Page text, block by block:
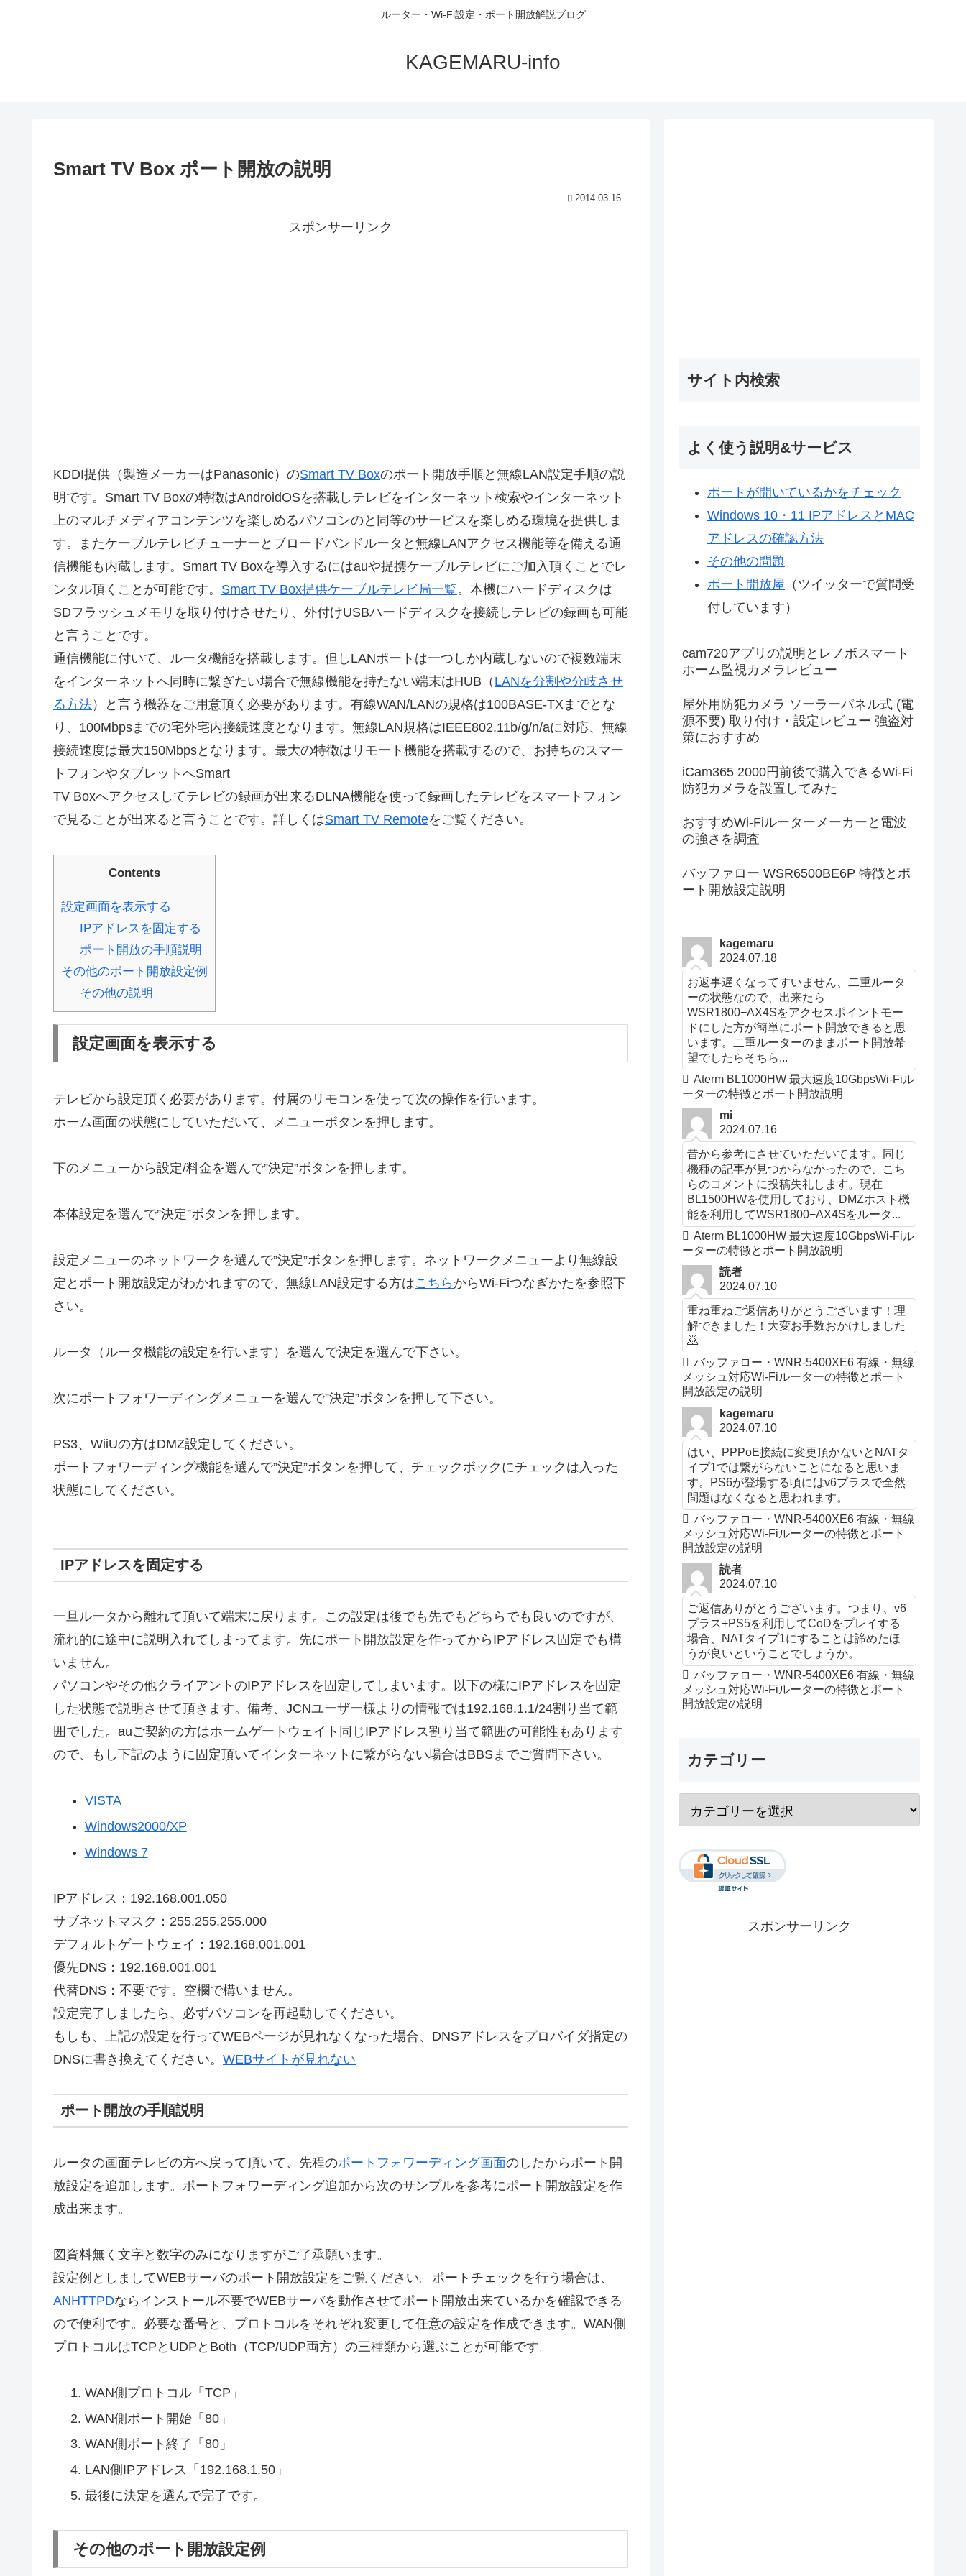
ルーター・Wi-Fi設定・ポート開放解説ブログ
KAGEMARU-info
Smart TV Box ポート開放の説明
2014.03.16
スポンサーリンク
KDDI提供（製造メーカーはPanasonic）のSmart TV Boxのポート開放手順と無線LAN設定手順の説
明です。Smart TV Boxの特徴はAndroidOSを搭載しテレビをインターネット検索やインターネット
上のマルチメディアコンテンツを楽しめるパソコンのと同等のサービスを楽しめる環境を提供しま
す。またケーブルテレビチューナーとブロードバンドルータと無線LANアクセス機能等を備える通
信機能も内蔵します。Smart TV Boxを導入するにはauや提携ケーブルテレビにご加入頂くことでレ
ンタル頂くことが可能です。 Smart TV Box提供ケーブルテレビ局一覧。本機にハードディスクは
SDフラッシュメモリを取り付けさせたり、外付けUSBハードディスクを接続しテレビの録画も可能
と言うことです。
通信機能に付いて、ルータ機能を搭載します。但しLANポートは一つしか内蔵しないので複数端末
をインターネットへ同時に繋ぎたい場合で無線機能を持たない端末はHUB（ LANを分割や分岐させ
る方法）と言う機器をご用意頂く必要があります。有線WAN/LANの規格は100BASE-TXまでとな
り、100Mbpsまでの宅外宅内接続速度となります。無線LAN規格はIEEE802.11b/g/n/aに対応、無線
接続速度は最大150Mbpsとなります。最大の特徴はリモート機能を搭載するので、お持ちのスマー
トフォンやタブレットへSmart
TV Boxへアクセスしてテレビの録画が出来るDLNA機能を使って録画したテレビをスマートフォン
で見ることが出来ると言うことです。詳しくはSmart TV Remoteをご覧ください。
Contents
設定画面を表示する
IPアドレスを固定する
ポート開放の手順説明
その他のポート開放設定例
その他の説明
設定画面を表示する
テレビから設定頂く必要があります。付属のリモコンを使って次の操作を行います。
ホーム画面の状態にしていただいて、メニューボタンを押します。
下のメニューから設定/料金を選んで”決定”ボタンを押します。
本体設定を選んで”決定”ボタンを押します。
設定メニューのネットワークを選んで”決定”ボタンを押します。ネットワークメニューより無線設
定とポート開放設定がわかれますので、無線LAN設定する方はこちら からWi-Fiつなぎかたを参照下
さい。
ルータ（ルータ機能の設定を行います）を選んで決定を選んで下さい。
次にポートフォワーディングメニューを選んで”決定”ボタンを押して下さい。
PS3、WiiUの方はDMZ設定してください。
ポートフォワーディング機能を選んで”決定”ボタンを押して、チェックボックにチェックは入った
状態にしてください。
IPアドレスを固定する
一旦ルータから離れて頂いて端末に戻ります。この設定は後でも先でもどちらでも良いのですが、
流れ的に途中に説明入れてしまってます。先にポート開放設定を作ってからIPアドレス固定でも構
いません。
パソコンやその他クライアントのIPアドレスを固定してしまいます。以下の様にIPアドレスを固定
した状態で説明させて頂きます。備考、JCNユーザー様よりの情報では192.168.1.1/24割り当て範
囲でした。auご契約の方はホームゲートウェイト同じIPアドレス割り当て範囲の可能性もあります
ので、もし下記のように固定頂いてインターネットに繋がらない場合はBBSまでご質問下さい。
VISTA
Windows2000/XP
Windows 7
IPアドレス：192.168.001.050
サブネットマスク：255.255.255.000
デフォルトゲートウェイ：192.168.001.001
優先DNS：192.168.001.001
代替DNS：不要です。空欄で構いません。
設定完了しましたら、必ずパソコンを再起動してください。
もしも、上記の設定を行ってWEBページが見れなくなった場合、DNSアドレスをプロバイダ指定の
DNSに書き換えてください。 WEBサイトが見れない
ポート開放の手順説明
ルータの画面テレビの方へ戻って頂いて、先程のポートフォワーディング画面のしたからポート開
放設定を追加します。ポートフォワーディング追加から次のサンプルを参考にポート開放設定を作
成出来ます。
図資料無く文字と数字のみになりますがご了承願います。
設定例としましてWEBサーバのポート開放設定をご覧ください。ポートチェックを行う場合は、
ANHTTPDならインストール不要でWEBサーバを動作させてポート開放出来ているかを確認できる
ので便利です。必要な番号と、プロトコルをそれぞれ変更して任意の設定を作成できます。WAN側
プロトコルはTCPとUDPとBoth（TCP/UDP両方）の三種類から選ぶことが可能です。
WAN側プロトコル「TCP」
WAN側ポート開始「80」
WAN側ポート終了「80」
LAN側IPアドレス「192.168.1.50」
最後に決定を選んで完了です。
その他のポート開放設定例
サイト内検索
よく使う説明&サービス
ポートが開いているかをチェック
Windows 10・11 IPアドレスとMAC
アドレスの確認方法
その他の問題
ポート開放屋 （ツイッターで質問受
付しています）
cam720アプリの説明とレノボスマート
ホーム監視カメラレビュー
屋外用防犯カメラ ソーラーパネル式 (電
源不要) 取り付け・設定レビュー 強盗対
策におすすめ
iCam365 2000円前後で購入できるWi-Fi
防犯カメラを設置してみた
おすすめWi-Fiルーターメーカーと電波
の強さを調査
バッファロー WSR6500BE6P 特徴とポ
ート開放設定説明
kagemaru
2024.07.18
お返事遅くなってすいません、二重ルータ
ーの状態なので、出来たら
WSR1800−AX4Sをアクセスポイントモー
ドにした方が簡単にポート開放できると思
います。二重ルーターのままポート開放希
望でしたらそちら...
Aterm BL1000HW 最大速度10GbpsWi-Fiル
ーターの特徴とポート開放説明
mi
2024.07.16
昔から参考にさせていただいてます。同じ
機種の記事が見つからなかったので、こち
らのコメントに投稿失礼します。現在
BL1500HWを使用しており、DMZホスト機
能を利用してWSR1800−AX4Sをルータ...
Aterm BL1000HW 最大速度10GbpsWi-Fiル
ーターの特徴とポート開放説明
読者
2024.07.10
重ね重ねご返信ありがとうございます！理
解できました！大変お手数おかけしました
🙇
バッファロー・WNR-5400XE6 有線・無線
メッシュ対応Wi-Fiルーターの特徴とポート
開放設定の説明
kagemaru
2024.07.10
はい、PPPoE接続に変更頂かないとNATタ
イプ1では繋がらないことになると思いま
す。PS6が登場する頃にはv6プラスで全然
問題はなくなると思われます。
バッファロー・WNR-5400XE6 有線・無線
メッシュ対応Wi-Fiルーターの特徴とポート
開放設定の説明
読者
2024.07.10
ご返信ありがとうございます。つまり、v6
プラス+PS5を利用してCoDをプレイする
場合、NATタイプ1にすることは諦めたほ
うが良いということでしょうか。
バッファロー・WNR-5400XE6 有線・無線
メッシュ対応Wi-Fiルーターの特徴とポート
開放設定の説明
カテゴリー
スポンサーリンク